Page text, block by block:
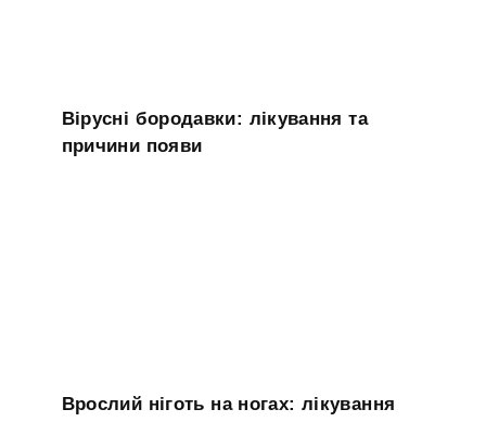
Вірусні бородавки: лікування та
причини появи
Врослий ніготь на ногах: лікування